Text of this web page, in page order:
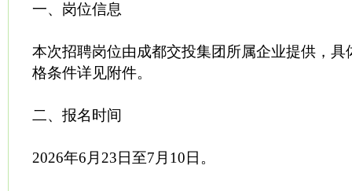
一、岗位信息
本次招聘岗位由成都交投集团所属企业提供，具
格条件详见附件。
二、报名时间
2026年6月23日至7月10日。